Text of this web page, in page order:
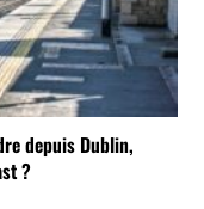
depuis Dublin,
?